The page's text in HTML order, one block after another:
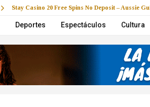
Stay Casino 20 Free Spins No Deposit – Aussie
Deportes Espectáculos Cultura